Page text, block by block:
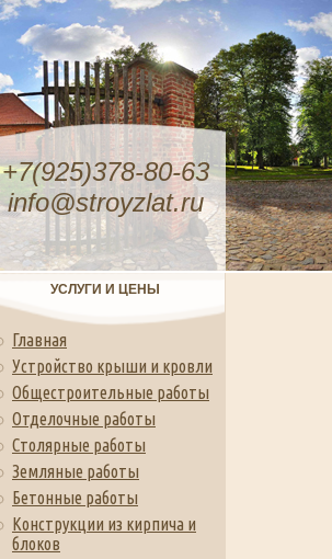
+7(925)378-80-63
info@stroyzlat.ru
УСЛУГИ И ЦЕНЫ
Главная
Устройство крыши и кровли
Общестроительные работы
Отделочные работы
Столярные работы
Земляные работы
Бетонные работы
Конструкции из кирпича и
блоков